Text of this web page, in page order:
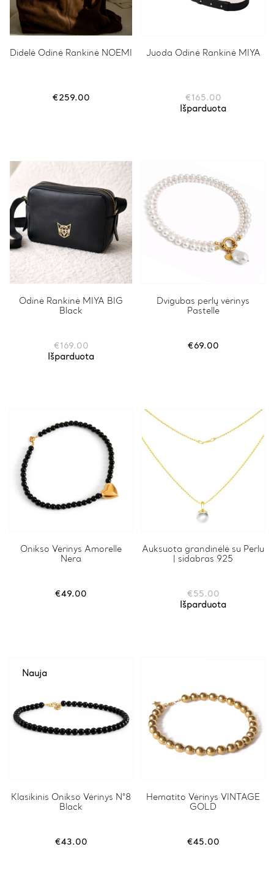
Didelė Odinė Rankinė NOEMI
€259.00
Juoda Odinė Rankinė MIYA
€ 165.00
Išparduota
Odinė Rankinė MIYA BIG
Black
€ 169.00
Išparduota
Dvigubas perlų vėrinys
Pastelle
€69.00
Onikso Vėrinys Amorelle
Nera
€49.00
Auksuota grandinėlė su Perlu
| sidabras 925
€ 55.00
Išparduota
Nauja
Klasikinis Onikso Vėrinys N°8
Black
€43.00
This
Hematito Vėrinys VINTAGE
GOLD
€45.00